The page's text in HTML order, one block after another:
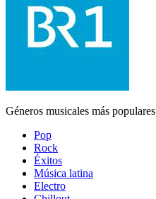
Géneros musicales más populares
Pop
Rock
Éxitos
Música latina
Electro